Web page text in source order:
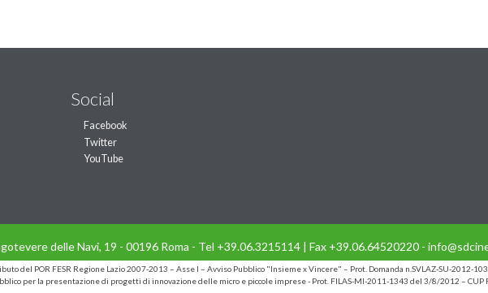
Social
Facebook
Twitter
YouTube
delle Navi, 19 - 00196 Roma - Tel +39.06.3215114 | Fax +39.06.64520220 -
del POR FESR Regione Lazio 2007-2013 – Asse I – Avviso Pubblico "Insieme x Vincere" – Prot. Domanda n.SVLAZ-SU-2012-
per la presentazione di progetti di innovazione delle micro e piccole imprese - Prot. FILAS-MI-2011-1343 del 3/8/2012 –